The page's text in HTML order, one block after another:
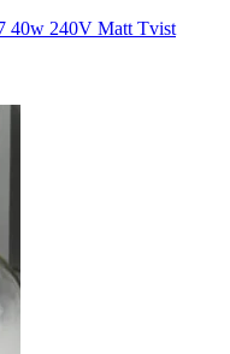
40w 240V Matt Tvist